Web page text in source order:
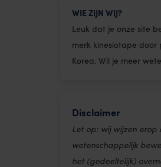
WIE ZIJN WIJ?
Leuk dat je onze site
merk kinesiotape
Korea. Wil je meer
Disclaimer
Let op: wij wijzen
wetenschappelijk
het (gedeeltelijk)